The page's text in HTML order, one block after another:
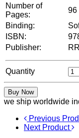
Number of
Pages:
96
Binding:
ISBN:
Publisher:
Quantity
Buy Now
we ship worldwide
Previous
Next Product